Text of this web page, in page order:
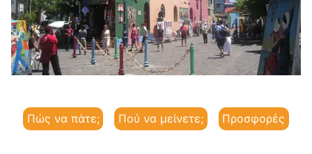
Πώς να πάτε; Πού να μείνετε; Προσφορές